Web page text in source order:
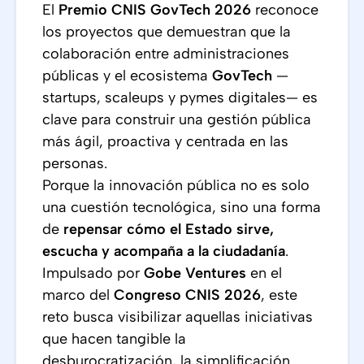
El Premio CNIS GovTech 2026 reconoce
los proyectos que demuestran que la
colaboración entre administraciones
públicas y el ecosistema GovTech —
startups, scaleups y pymes digitales— es
clave para construir una gestión pública
más ágil, proactiva y centrada en las
personas.
Porque la innovación pública no es solo
una cuestión tecnológica, sino una forma
de repensar cómo el Estado sirve,
escucha y acompaña a la ciudadanía.
Impulsado por Gobe Ventures en el
marco del Congreso CNIS 2026, este
reto busca visibilizar aquellas iniciativas
que hacen tangible la